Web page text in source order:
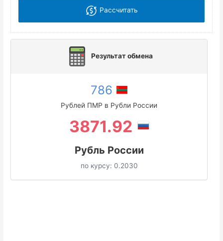
Рассчитать
Результат обмена
786
Рублей ПМР в Рубли России
3871.92
Рубль России
по курсу: 0.2030